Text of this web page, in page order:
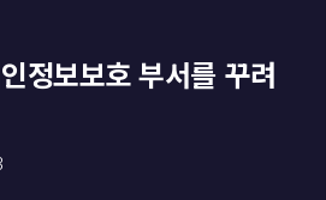
정보보호 부서를 꾸려